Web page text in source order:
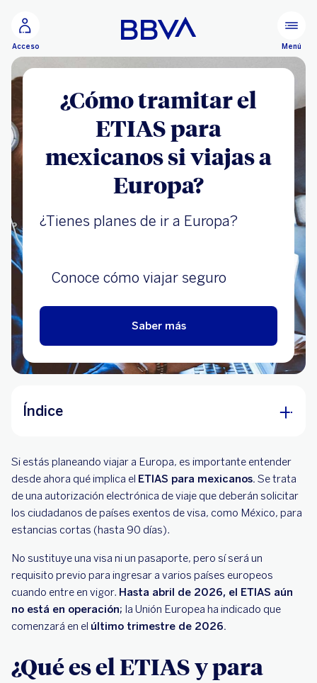
Acceso Menú
¿Cómo tramitar el
ETIAS para
mexicanos si viajas a
Europa?
¿Tienes planes de ir a Europa?
Conoce cómo viajar seguro
Saber más
Índice
¿Cuándo entra en vigor el ETIAS?
¿Quién debe solicitarlo y a qué países aplica?
Requisitos para tramitar ETIAS
¿Cuánto cuesta ETIAS y cuánto dura?
Si estás planeando viajar a Europa, es importante entender
desde ahora qué implica el ETIAS para mexicanos. Se trata
de una autorización electrónica de viaje que deberán solicitar
los ciudadanos de países exentos de visa, como México, para
estancias cortas (hasta 90 días).
No sustituye una visa ni un pasaporte, pero sí será un
requisito previo para ingresar a varios países europeos
cuando entre en vigor. Hasta abril de 2026, el ETIAS aún
no está en operación; la Unión Europea ha indicado que
comenzará en el último trimestre de 2026.
¿Qué es el ETIAS y para